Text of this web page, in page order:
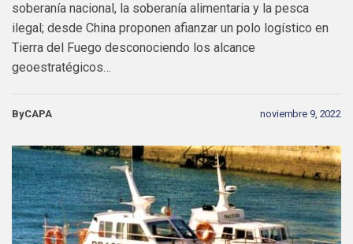
soberanía nacional, la soberanía alimentaria y la pesca
ilegal; desde China proponen afianzar un polo logístico en
Tierra del Fuego desconociendo los alcance
geoestratégicos…
ByCAPA noviembre 9, 2022